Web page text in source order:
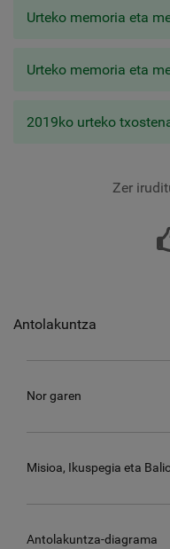
Urteko memoria eta
Urteko memoria eta
2019ko urteko
Zer
Antolakuntza
Nor garen
Misioa, Ikuspegia eta
Antolakuntza-diagrama